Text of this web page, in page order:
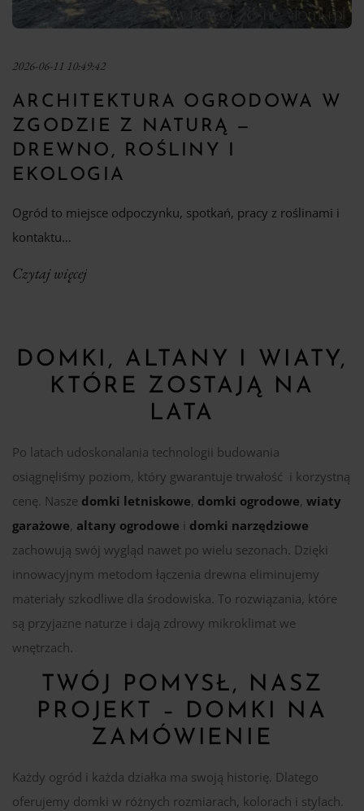
2026-06-11 10:49:42
ARCHITEKTURA OGRODOWA W
ZGODZIE Z NATURĄ —
DREWNO, ROŚLINY I
EKOLOGIA
Ogród to miejsce odpoczynku, spotkań, pracy z roślinami i
kontaktu…
Czytaj więcej
DOMKI, ALTANY I WIATY,
KTÓRE ZOSTAJĄ NA
LATA
Po latach udoskonalania technologii budowania
osiągnęliśmy poziom, który gwarantuje trwałość i korzystną
cenę. Nasze domki letniskowe, domki ogrodowe, wiaty
garażowe, altany ogrodowe i domki narzędziowe
zachowują swój wygląd nawet po wielu sezonach. Dzięki
innowacyjnym metodom łączenia drewna eliminujemy
materiały szkodliwe dla środowiska. To rozwiązania, które
są przyjazne naturze i dają zdrowy mikroklimat we
wnętrzach.
TWÓJ POMYSŁ, NASZ
PROJEKT – DOMKI NA
ZAMÓWIENIE
Każdy ogród i każda działka ma swoją historię. Dlatego
oferujemy domki w różnych rozmiarach, kolorach i stylach.